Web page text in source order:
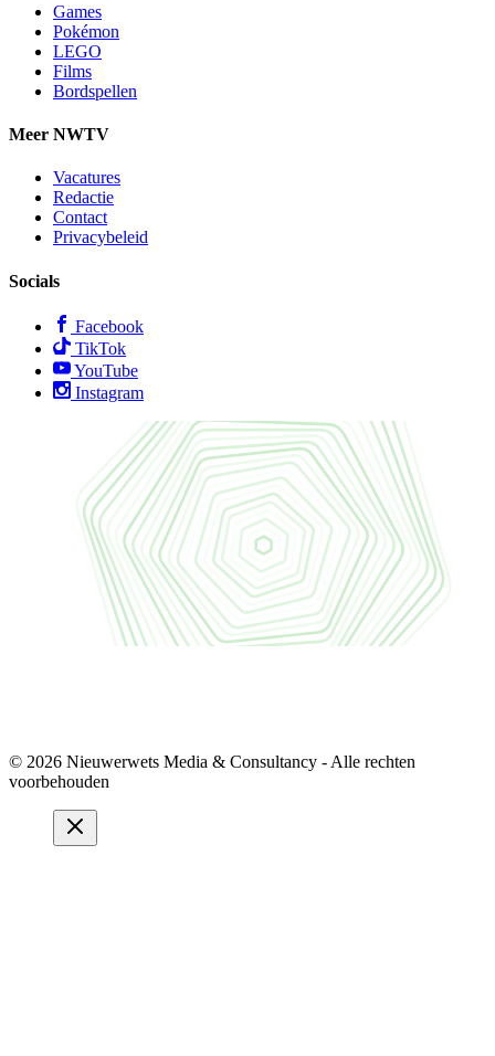
Games
Pokémon
LEGO
Films
Bordspellen
Meer NWTV
Vacatures
Redactie
Contact
Privacybeleid
Socials
Facebook
TikTok
YouTube
Instagram
© 2026 Nieuwerwets Media & Consultancy - Alle rechten
voorbehouden